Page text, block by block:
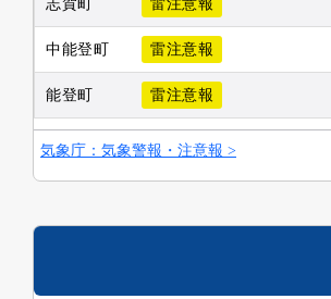
志賀町 雷注意報
中能登町 雷注意報
能登町 雷注意報
気象庁：気象警報・注意報 >